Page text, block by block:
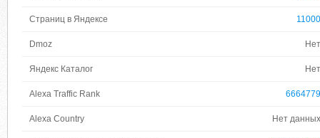
Страниц в Яндексе 11000
Dmoz Нет
Яндекс Каталог Нет
Alexa Traffic Rank 6664779
Alexa Country Нет данных